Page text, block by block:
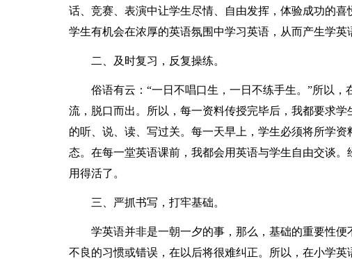
话、竞赛、表演中让学生尽情、自由发挥，体验成功的
学生有机会在浓厚的英语氛围中学习英语，从而产生学英
二、及时复习，反复操练。
俗语有云：“一日不唱口生，一日不练手生。”所以
流，脱口而出。所以，每一资料传授完毕后，我都要求
的听、说、读、写过关。每一天早上，学生必须将所学
态。在每一堂英语课前，我都会用英语与学生自由交谈
用得活了。
三、严抓书写，打牢基础。
学英语并非是一朝一夕的事，那么，基础的重要性
不良的习惯或错误，在以后将很难纠正。所以，在小学